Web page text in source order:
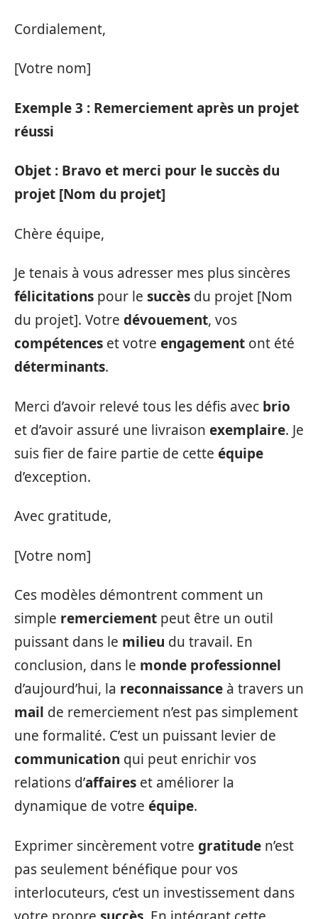
Cordialement,
[Votre nom]
Exemple 3 : Remerciement après un projet
réussi
Objet : Bravo et merci pour le succès du
projet [Nom du projet]
Chère équipe,
Je tenais à vous adresser mes plus sincères
félicitations pour le succès du projet [Nom
du projet]. Votre dévouement, vos
compétences et votre engagement ont été
déterminants.
Merci d’avoir relevé tous les défis avec brio
et d’avoir assuré une livraison exemplaire. Je
suis fier de faire partie de cette équipe
d’exception.
Avec gratitude,
[Votre nom]
Ces modèles démontrent comment un
simple remerciement peut être un outil
puissant dans le milieu du travail. En
conclusion, dans le monde professionnel
d’aujourd’hui, la reconnaissance à travers un
mail de remerciement n’est pas simplement
une formalité. C’est un puissant levier de
communication qui peut enrichir vos
relations d’affaires et améliorer la
dynamique de votre équipe.
Exprimer sincèrement votre gratitude n’est
pas seulement bénéfique pour vos
interlocuteurs, c’est un investissement dans